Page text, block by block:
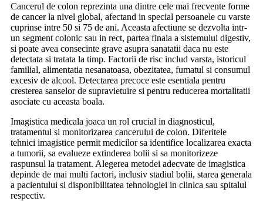
Cancerul de colon reprezinta una dintre cele mai frecvente forme
de cancer la nivel global, afectand in special persoanele cu varste
cuprinse intre 50 si 75 de ani. Aceasta afectiune se dezvolta intr-
un segment colonic sau in rect, partea finala a sistemului digestiv,
si poate avea consecinte grave asupra sanatatii daca nu este
detectata si tratata la timp. Factorii de risc includ varsta, istoricul
familial, alimentatia nesanatoasa, obezitatea, fumatul si consumul
excesiv de alcool. Detectarea precoce este esentiala pentru
cresterea sanselor de supravietuire si pentru reducerea mortalitatii
asociate cu aceasta boala.
Imagistica medicala joaca un rol crucial in diagnosticul,
tratamentul si monitorizarea cancerului de colon. Diferitele
tehnici imagistice permit medicilor sa identifice localizarea exacta
a tumorii, sa evalueze extinderea bolii si sa monitorizeze
raspunsul la tratament. Alegerea metodei adecvate de imagistica
depinde de mai multi factori, inclusiv stadiul bolii, starea generala
a pacientului si disponibilitatea tehnologiei in clinica sau spitalul
respectiv.